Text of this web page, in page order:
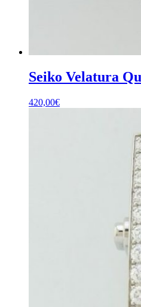
Seiko Velatura
420,00€